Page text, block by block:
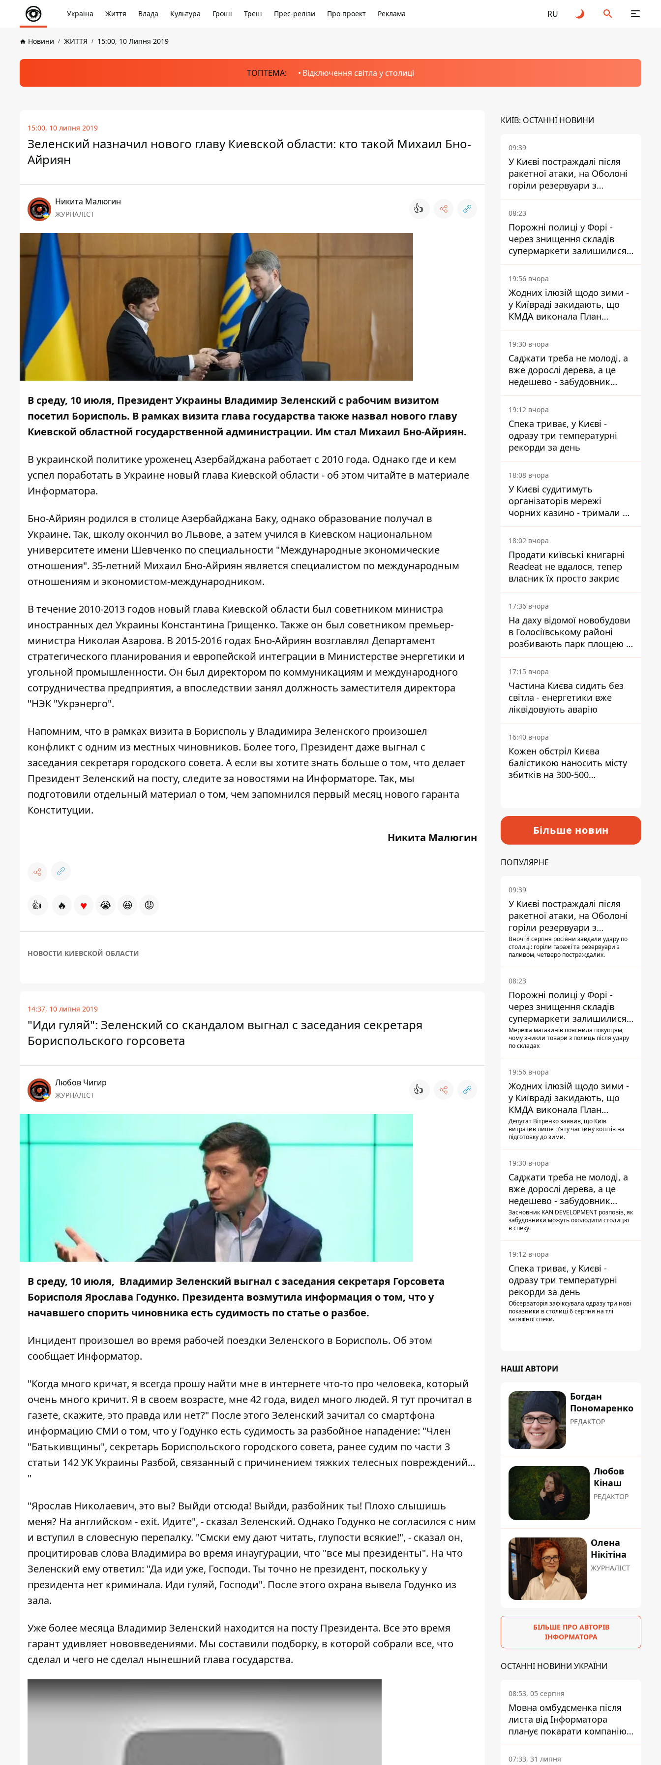
Україна Життя Влада Культура Гроші Треш Прес-релізи Про проект Реклама RU
Новини ЖИТТЯ 15:00, 10 Липня 2019
ТОПТЕМА: Відключення світла у столиці
15:00, 10 липня 2019
Зеленский назначил нового главу Киевской области: кто такой Михаил Бно-
Айриян
Никита Малюгин
ЖУРНАЛІСТ 👍
В среду, 10 июля, Президент Украины Владимир Зеленский с рабочим визитом
посетил Борисполь. В рамках визита глава государства также назвал нового главу
Киевской областной государственной администрации. Им стал Михаил Бно-Айриян.
В украинской политике уроженец Азербайджана работает с 2010 года. Однако где и кем
успел поработать в Украине новый глава Киевской области - об этом читайте в материале
Информатора.
Бно-Айриян родился в столице Азербайджана Баку, однако образование получал в
Украине. Так, школу окончил во Львове, а затем учился в Киевском национальном
университете имени Шевченко по специальности "Международные экономические
отношения". 35-летний Михаил Бно-Айриян является специалистом по международным
отношениям и экономистом-международником.
В течение 2010-2013 годов новый глава Киевской области был советником министра
иностранных дел Украины Константина Грищенко. Также он был советником премьер-
министра Николая Азарова. В 2015-2016 годах Бно-Айриян возглавлял Департамент
стратегического планирования и европейской интеграции в Министерстве энергетики и
угольной промышленности. Он был директором по коммуникациям и международного
сотрудничества предприятия, а впоследствии занял должность заместителя директора
"НЭК "Укрэнерго".
Напомним, что в рамках визита в Борисполь у Владимира Зеленского произошел
конфликт с одним из местных чиновников. Более того, Президент даже выгнал с
заседания секретаря городского совета. А если вы хотите знать больше о том, что делает
Президент Зеленский на посту, следите за новостями на Информаторе. Так, мы
подготовили отдельный материал о том, чем запомнился первый месяц нового гаранта
Конституции.
Никита Малюгин
👍 🔥 ♥ 😭 😆 😡
НОВОСТИ КИЕВСКОЙ ОБЛАСТИ
14:37, 10 липня 2019
"Иди гуляй": Зеленский со скандалом выгнал с заседания секретаря
Бориспольского горсовета
Любов Чигир
ЖУРНАЛІСТ 👍
В среду, 10 июля, Владимир Зеленский выгнал с заседания секретаря Горсовета
Борисполя Ярослава Годунко. Президента возмутила информация о том, что у
начавшего спорить чиновника есть судимость по статье о разбое.
Инцидент произошел во время рабочей поездки Зеленского в Борисполь. Об этом
сообщает Информатор.
"Когда много кричат, я всегда прошу найти мне в интернете что-то про человека, который
очень много кричит. Я в своем возрасте, мне 42 года, видел много людей. Я тут прочитал в
газете, скажите, это правда или нет?" После этого Зеленский зачитал со смартфона
информацию СМИ о том, что у Годунко есть судимость за разбойное нападение: "Член
"Батькивщины", секретарь Бориспольского городского совета, ранее судим по части 3
статьи 142 УК Украины Разбой, связанный с причинением тяжких телесных повреждений...
"
"Ярослав Николаевич, это вы? Выйди отсюда! Выйди, разбойник ты! Плохо слышишь
меня? На английском - еxit. Идите", - сказал Зеленский. Однако Годунко не согласился с ним
и вступил в словесную перепалку. "Смски ему дают читать, глупости всякие!", - сказал он,
процитировав слова Владимира во время инаугурации, что "все мы президенты". На что
Зеленский ему ответил: "Да иди уже, Господи. Ты точно не президент, поскольку у
президента нет криминала. Иди гуляй, Господи". После этого охрана вывела Годунко из
зала.
Уже более месяца Владимир Зеленский находится на посту Президента. Все это время
гарант удивляет нововведениями. Мы составили подборку, в которой собрали все, что
сделал и чего не сделал нынешний глава государства.
КИЇВ: ОСТАННІ НОВИНИ
09:39
У Києві постраждалі після
ракетної атаки, на Оболоні
горіли резервуари з
паливом
08:23
Порожні полиці у Форі -
через знищення складів
супермаркети залишилися
без асортименту
19:56 вчора
Жодних ілюзій щодо зими -
у Київраді закидають, що
КМДА виконала План
стійкості на 20%
19:30 вчора
Саджати треба не молоді, а
вже дорослі дерева, а це
недешево - забудовник
Ніконов
19:12 вчора
Спека триває, у Києві -
одразу три температурні
рекорди за день
18:08 вчора
У Києві судитимуть
організаторів мережі
чорних казино - тримали 39
закладів
18:02 вчора
Продати київські книгарні
Readeat не вдалося, тепер
власник їх просто закриє
17:36 вчора
На даху відомої новобудови
в Голосіївському районі
розбивають парк площею в
гектар
17:15 вчора
Частина Києва сидить без
світла - енергетики вже
ліквідовують аварію
16:40 вчора
Кожен обстріл Києва
балістикою наносить місту
збитків на 300-500
Більше новин
ПОПУЛЯРНЕ
09:39
У Києві постраждалі після
ракетної атаки, на Оболоні
горіли резервуари з
паливом
Вночі 8 серпня росіяни завдали удару по
столиці: горіли гаражі та резервуари з
паливом, четверо постраждалих.
08:23
Порожні полиці у Форі -
через знищення складів
супермаркети залишилися
без асортименту
Мережа магазинів пояснила покупцям,
чому зникли товари з полиць після удару
по складах
19:56 вчора
Жодних ілюзій щодо зими -
у Київраді закидають, що
КМДА виконала План
стійкості на 20%
Депутат Вітренко заявив, що Київ
витратив лише п'яту частину коштів на
підготовку до зими.
19:30 вчора
Саджати треба не молоді, а
вже дорослі дерева, а це
недешево - забудовник
Ніконов
Засновник KAN DEVELOPMENT розповів, як
забудовники можуть охолодити столицю
в спеку.
19:12 вчора
Спека триває, у Києві -
одразу три температурні
рекорди за день
Обсерваторія зафіксувала одразу три нові
показники в столиці 6 серпня на тлі
затяжної спеки.
НАШІ АВТОРИ
Богдан
Пономаренко
РЕДАКТОР
Любов
Кінаш
РЕДАКТОР
Олена
Нікітіна
ЖУРНАЛІСТ
БІЛЬШЕ ПРО АВТОРІВ
ІНФОРМАТОРА
ОСТАННІ НОВИНИ УКРАЇНИ
08:53, 05 серпня
Мовна омбудсменка після
листа від Інформатора
планує покарати компанію-
підрядника ПриватБанку
07:33, 31 липня